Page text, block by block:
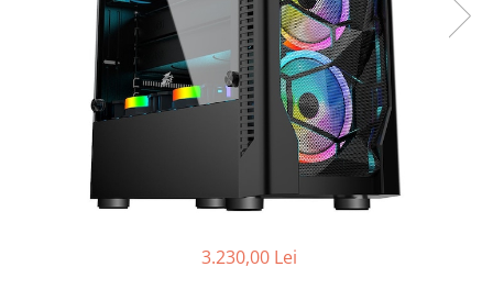
Genti Laptop
Incarcatoare laptop
Incarcatoare laptop refurbished
Standuri și Coolere Laptop
Alte accesorii
Card reader
Placi de baza
Ventilatoare carcasa
Componente Renew/Refurbished
Placi de baza REFURBISHED
3.230,00 Lei